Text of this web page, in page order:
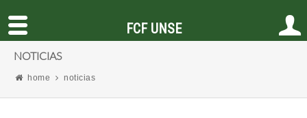
NOTICIAS
home noticias
FCF UNSE